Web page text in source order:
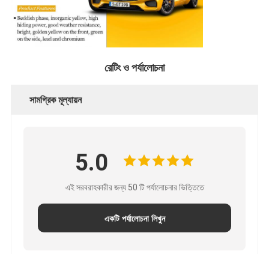
রেটিং ও পর্যালোচনা
সামগ্রিক মূল্যায়ন
5.0
এই সরবরাহকারীর জন্য 50 টি পর্যালোচনার ভিত্তিতে
একটি পর্যালোচনা লিখুন